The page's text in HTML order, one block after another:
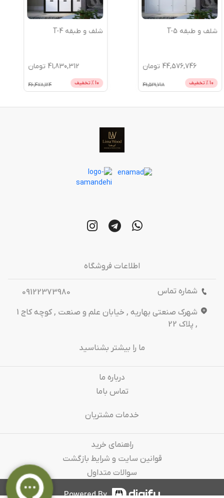
شلف و طبقه T-5
44,576,746 تومان
10% تخفیف 49,529,718
شلف و طبقه T-4
41,830,312 تومان
10% تخفیف 46,478,124
اطلاعات فروشگاه
شماره تماس
09122373980
شهرک صنعتی بهاریه , خیابان علم و صنعت , کوچه کاج 1
, پلاک 22
ما را بیشتر بشناسید
درباره‌ ما
تماس باما
خدمات مشتریان
راهنمای خرید
قوانین سایت و شرایط بازگشت
سوالات متداول
Powered By